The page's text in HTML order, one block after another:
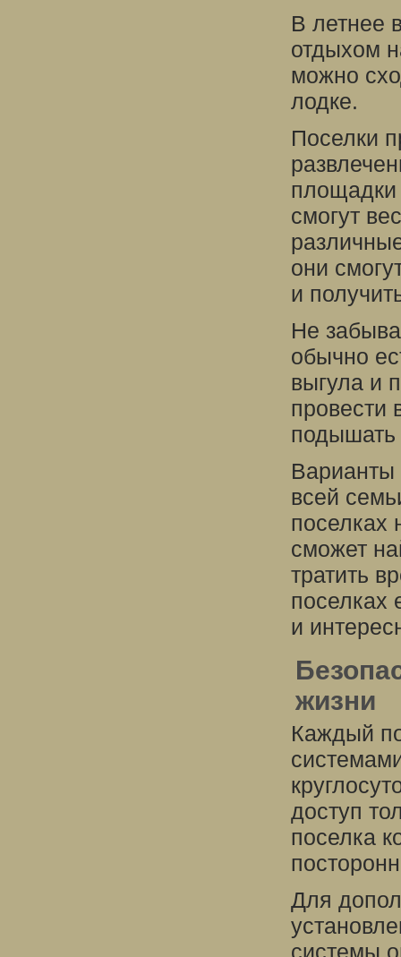
В летнее
отдыхом
можно
лодке.
Поселки
площадки
смогут
они
и
Не
обычно
выгула и
провести
подышать
Варианты
всей
поселках
сможет
тратить
поселках
и
жизни
Каждый
доступ
поселка
Для
системы